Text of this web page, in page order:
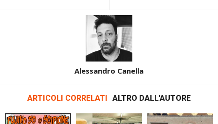
Alessandro Canella
ARTICOLI CORRELATI ALTRO DALL'AUTORE